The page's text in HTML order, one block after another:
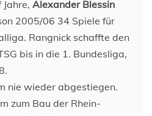
Alexander Blessin
2005/06 34 Spiele für
Rangnick schaffte den
bis in die 1. Bundesliga,
nie wieder abgestiegen.
zum Bau der Rhein-